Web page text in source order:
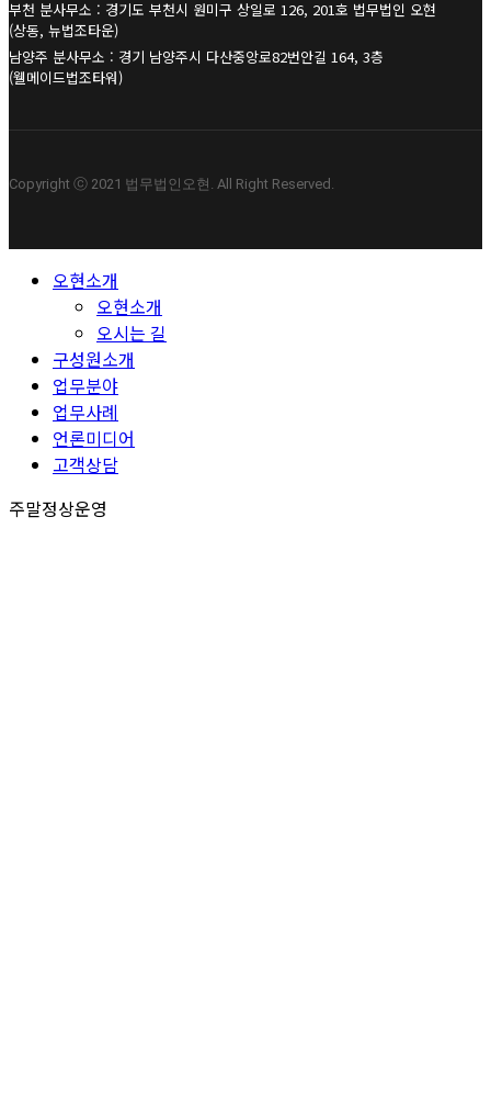
부천 분사무소 : 경기도 부천시 원미구 상일로 126, 201호 법무법인 오현
(상동, 뉴법조타운)
남양주 분사무소 : 경기 남양주시 다산중앙로82번안길 164, 3층
(웰메이드법조타워)
Copyright ⓒ 2021 법무법인오현. All Right Reserved.
Close 오현소개
오현소개
오시는 길
구성원소개
업무분야
업무사례
언론미디어
고객상담
주말정상운영